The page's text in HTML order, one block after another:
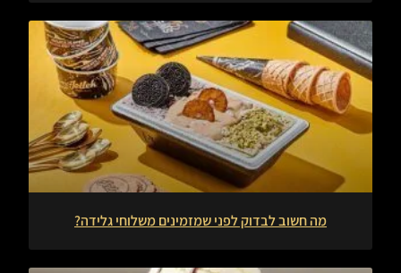
מה חשוב לבדוק לפני שמזמינים משלוחי גלידה?